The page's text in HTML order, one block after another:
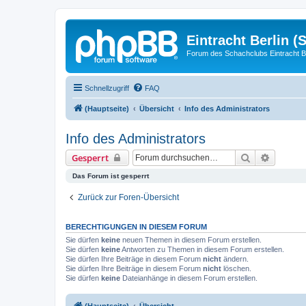
Eintracht Berlin
Forum des Schachclubs Eintracht
Schnellzugriff FAQ
(Hauptseite) Übersicht Info des Administrators
Info des Administrators
Gesperrt Suche
Das Forum ist gesperrt
Zurück zur Foren-Übersicht
BERECHTIGUNGEN IN DIESEM FORUM
Sie dürfen keine neuen Themen in diesem Forum erstellen.
Sie dürfen keineAntworten zu Themen in diesem Forum erstellen.
Sie dürfen Ihre Beiträge in diesem Forum nicht ändern.
Sie dürfen Ihre Beiträge in diesem Forum nicht löschen.
Sie dürfen keine Dateianhänge in diesem Forum erstellen.